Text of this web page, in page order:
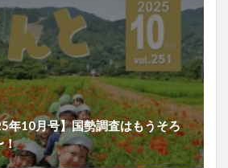
年10月号】国勢調査はもうそろ
！